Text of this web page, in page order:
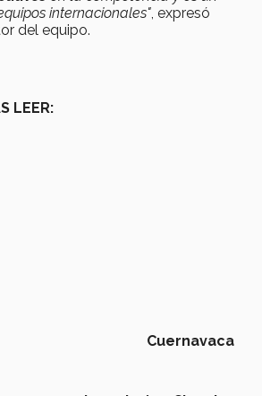
internacionales" , expresó
del equipo.
LEER:
Cuernavaca